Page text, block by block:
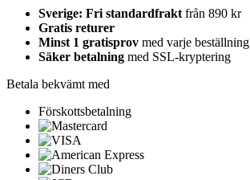
Sverige: Fri standardfrakt från 890 kr
Gratis returer
Minst 1 gratisprov med varje beställning
Säker betalning med SSL-kryptering
Betala bekvämt med
Förskottsbetalning